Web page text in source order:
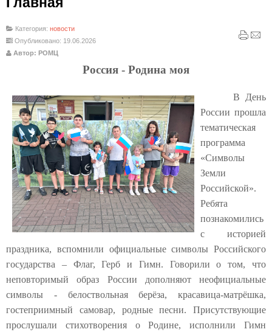
Категория: новости
Опубликовано: 19.06.2026
Автор: РОМЦ
Россия - Родина моя
В День
России прошла
тематическая
программа
«Символы
Земли
Российской».
Ребята
познакомились
с историей
праздника, вспомнили официальные символы Российского
государства – Флаг, Герб и Гимн. Говорили о том, что
неповторимый образ России дополняют неофициальные
символы - белоствольная берёза, красавица-матрёшка,
гостеприимный самовар, родные песни. Присутствующие
прослушали стихотворения о Родине, исполнили Гимн